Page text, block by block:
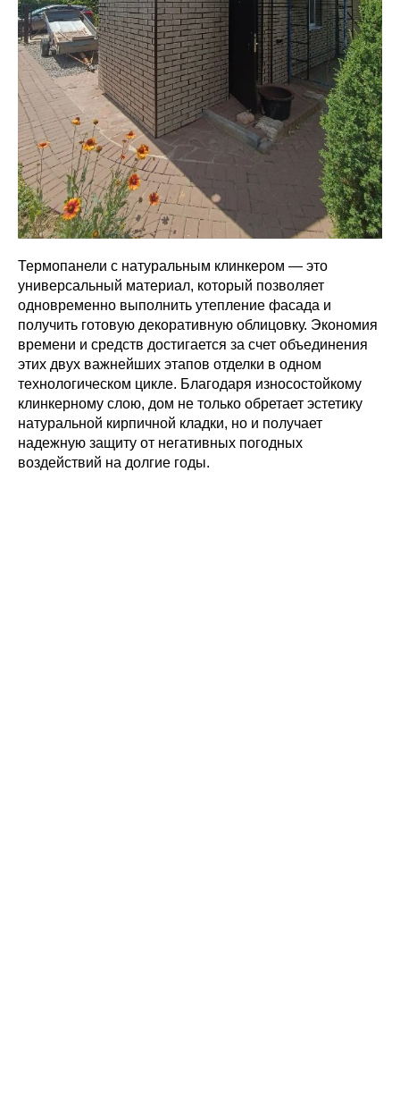
Термопанели с натуральным клинкером — это
универсальный материал, который позволяет
одновременно выполнить утепление фасада и
получить готовую декоративную облицовку. Экономия
времени и средств достигается за счет объединения
этих двух важнейших этапов отделки в одном
технологическом цикле. Благодаря износостойкому
клинкерному слою, дом не только обретает эстетику
натуральной кирпичной кладки, но и получает
надежную защиту от негативных погодных
воздействий на долгие годы.